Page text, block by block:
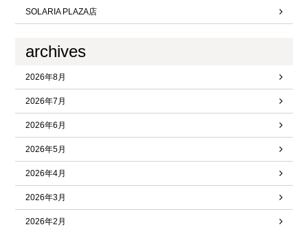
SOLARIA PLAZA店
archives
2026年8月
2026年7月
2026年6月
2026年5月
2026年4月
2026年3月
2026年2月